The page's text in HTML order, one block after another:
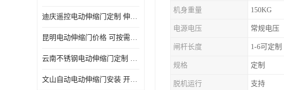
迪庆遥控电动伸缩门定制 伸缩结构设计
昆明电动伸缩门价格 可按需定制
云南不锈钢电动伸缩门定制 自动化操作
文山自动电动伸缩门安装 开启后占用空间小
机身重量 150KG
电源电压 常规电压
闸杆长度 1-6可定制
规格 定制
脱机运行 支持